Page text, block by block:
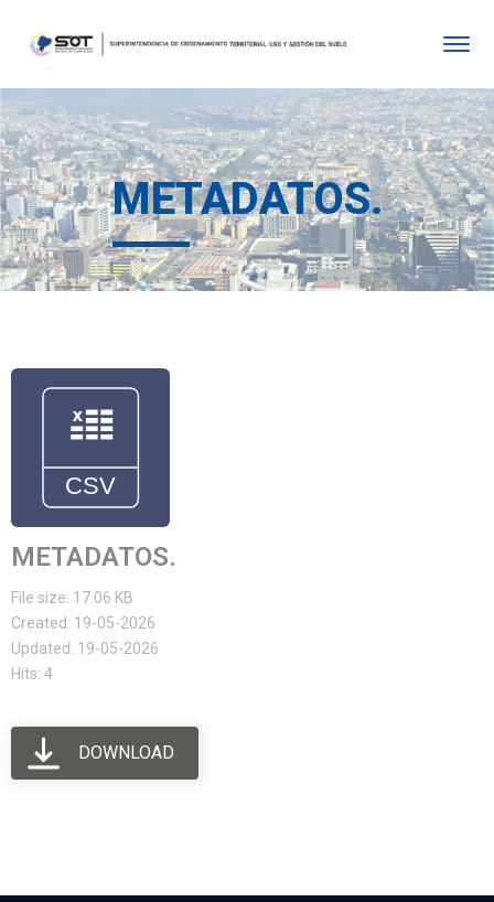
METADATOS.
METADATOS.
File size: 17.06 KB
Created: 19-05-2026
Updated: 19-05-2026
Hits: 4
DOWNLOAD